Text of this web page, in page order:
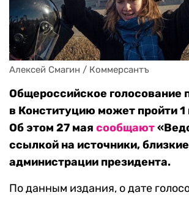
Алексей Смагин / Коммерсантъ
Общероссийское голосование
в Конституцию может пройти
Об этом 27 мая сообщают
ссылкой на источники,
администрации президента.
По данным издания, о дате